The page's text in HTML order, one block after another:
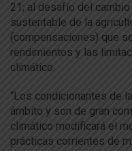
21; al desafío del
sustentable de la
(compensaciones) que
rendimientos y las
climático.
“Los condicionantes de
ámbito y son de gran
climático modificará el
prácticas corrientes de